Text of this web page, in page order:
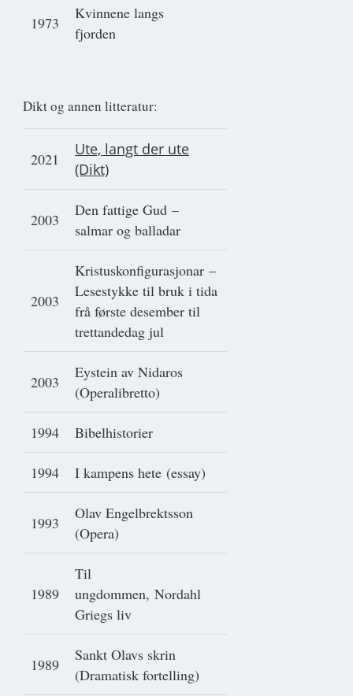
1973
Kvinnene langs
fjorden
Dikt og annen litteratur:
2021
Ute, langt der ute
(Dikt)
2003
Den fattige Gud –
salmar og balladar
2003
Kristuskonfigurasjonar –
Lesestykke til bruk i tida
frå første desember til
trettandedag jul
2003
Eystein av Nidaros
(Operalibretto)
1994 Bibelhistorier
1994 I kampens hete (essay)
1993
Olav Engelbrektsson
(Opera)
1989
Til
ungdommen, Nordahl
Griegs liv
1989
Sankt Olavs skrin
(Dramatisk fortelling)